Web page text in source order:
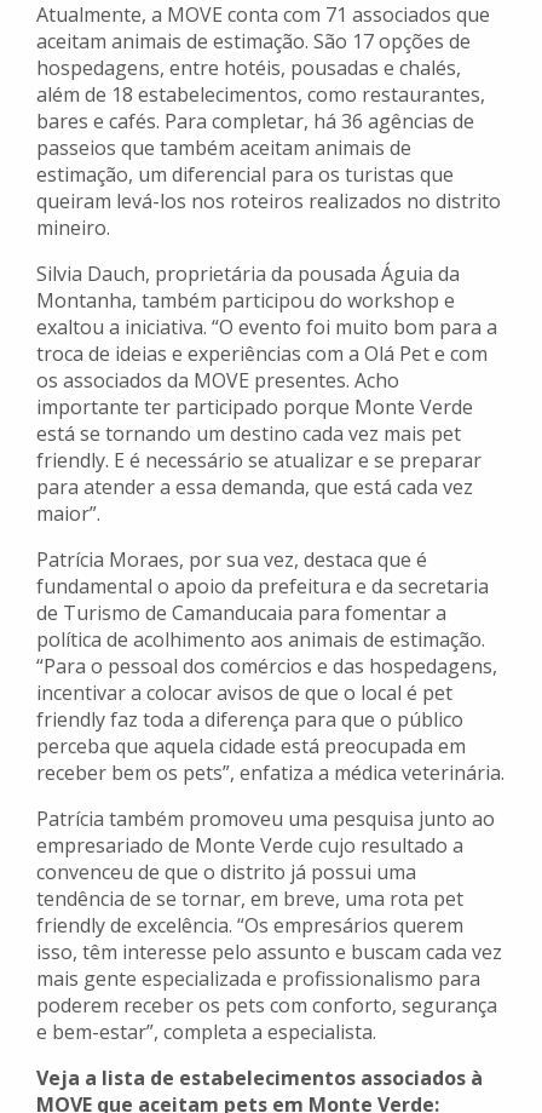
Atualmente, a MOVE conta com 71 associados que
aceitam animais de estimação. São 17 opções de
hospedagens, entre hotéis, pousadas e chalés,
além de 18 estabelecimentos, como restaurantes,
bares e cafés. Para completar, há 36 agências de
passeios que também aceitam animais de
estimação, um diferencial para os turistas que
queiram levá-los nos roteiros realizados no distrito
mineiro.
Silvia Dauch, proprietária da pousada Águia da
Montanha, também participou do workshop e
exaltou a iniciativa. “O evento foi muito bom para a
troca de ideias e experiências com a Olá Pet e com
os associados da MOVE presentes. Acho
importante ter participado porque Monte Verde
está se tornando um destino cada vez mais pet
friendly. E é necessário se atualizar e se preparar
para atender a essa demanda, que está cada vez
maior”.
Patrícia Moraes, por sua vez, destaca que é
fundamental o apoio da prefeitura e da secretaria
de Turismo de Camanducaia para fomentar a
política de acolhimento aos animais de estimação.
“Para o pessoal dos comércios e das hospedagens,
incentivar a colocar avisos de que o local é pet
friendly faz toda a diferença para que o público
perceba que aquela cidade está preocupada em
receber bem os pets”, enfatiza a médica veterinária.
Patrícia também promoveu uma pesquisa junto ao
empresariado de Monte Verde cujo resultado a
convenceu de que o distrito já possui uma
tendência de se tornar, em breve, uma rota pet
friendly de excelência. “Os empresários querem
isso, têm interesse pelo assunto e buscam cada vez
mais gente especializada e profissionalismo para
poderem receber os pets com conforto, segurança
e bem-estar”, completa a especialista.
Veja a lista de estabelecimentos associados à
MOVE que aceitam pets em Monte Verde: